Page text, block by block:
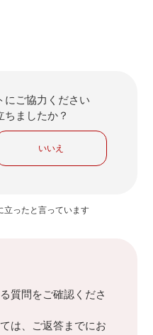
にご協力ください
ちましたか？
いいえ
立ったと言っています
質問をご確認くださ
は、ご返答までにお